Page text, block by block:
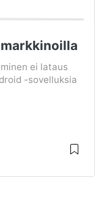
ei lataus
-sovelluksia